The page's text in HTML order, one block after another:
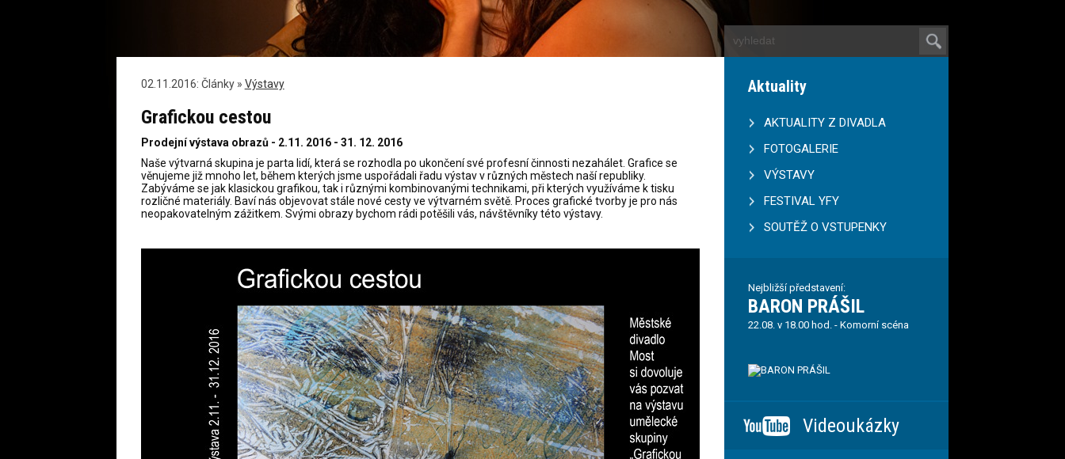
02.11.2016: Články » Výstavy
Grafickou cestou
Prodejní výstava obrazů - 2.11. 2016 - 31. 12. 2016
Naše výtvarná skupina je parta lidí, která se rozhodla po ukončení své profesní činnosti nezahálet. Grafice se
věnujeme již mnoho let, během kterých jsme uspořádali řadu výstav v různých městech naší republiky.
Zabýváme se jak klasickou grafikou, tak i různými kombinovanými technikami, při kterých využíváme k tisku
rozličné materiály. Baví nás objevovat stále nové cesty ve výtvarném světě. Proces grafické tvorby je pro nás
neopakovatelným zážitkem. Svými obrazy bychom rádi potěšili vás, návštěvníky této výstavy.
Aktuality
AKTUALITY Z DIVADLA
FOTOGALERIE
VÝSTAVY
FESTIVAL YFY
SOUTĚŽ O VSTUPENKY
Nejbližší představení:
BARON PRÁŠIL
22.08. v 18.00 hod. - Komorní scéna
Videoukázky